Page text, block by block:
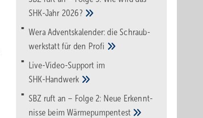
SHK-Jahr 2026?
Wera Adventskalender: die Schraub­
werk­statt für den Pro­fi
Live-Video-Support im
SHK-Handwerk
SBZ ruft an – Folge 2: Neue Erkennt­
nisse beimWärme­pumpen­test